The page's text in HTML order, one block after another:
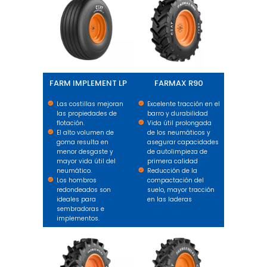
FARM IMPLEMENT LP
Las costillas mejoran
las propiedades de
flotación.
El alto volumen de
goma resulta en
menor desgaste y
mayor vida útil del
neumático.
Los hombros
redondeados son
ideales para
sembradoras e
implementos.
FARMAX R90
Excelente tracción en el
barro y durabilidad
Vida útil prolongada
de los neumáticos y
asegurar capacidades
de autolimpieza de
primera calidad
Reducción de la
compactación del
suelo, mayor tracción
en las laderas